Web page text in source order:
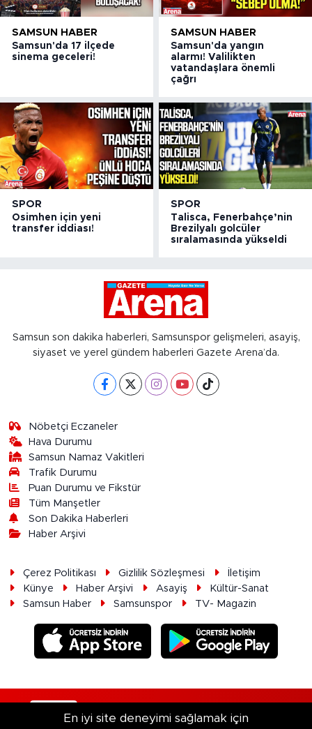
SAMSUN HABER
Samsun'da 17 ilçede
sinema geceleri!
SAMSUN HABER
Samsun'da yangın
alarmı! Valilikten
vatandaşlara önemli
çağrı
SPOR
Osimhen için yeni
transfer iddiası!
SPOR
Talisca, Fenerbahçe’nin
Brezilyalı golcüler
sıralamasında yükseldi
Samsun son dakika haberleri, Samsunspor gelişmeleri, asayiş,
siyaset ve yerel gündem haberleri Gazete Arena’da.
Nöbetçi Eczaneler
Hava Durumu
Samsun Namaz Vakitleri
Trafik Durumu
Puan Durumu ve Fikstür
Tüm Manşetler
Son Dakika Haberleri
Haber Arşivi
Çerez Politikası Gizlilik Sözleşmesi
İletişim
Künye
Haber Arşivi Asayiş
Kültür-Sanat
Samsun Haber
Samsunspor TV- Magazin
En iyi site deneyimi sağlamak için